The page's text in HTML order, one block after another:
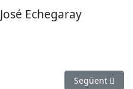
Echegaray
el Pla de Lectura 2026-2030
Article
Següent